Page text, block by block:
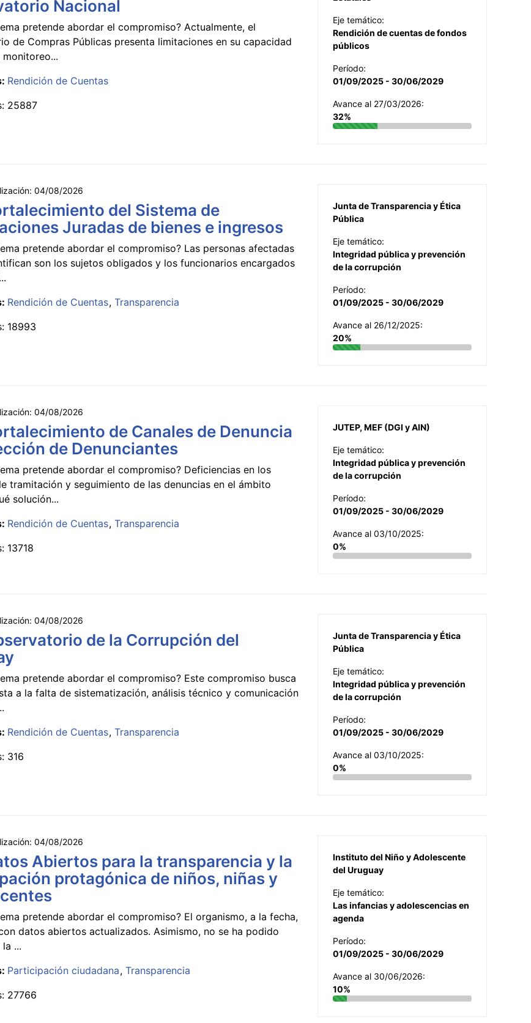
Nacional
pretende abordar el compromiso? Actualmente, el
de Compras Públicas presenta limitaciones en su capacidad
monitoreo...
Rendición de Cuentas
25887
Eje temático:
Rendición de cuentas de fondos
públicos
Período:
01/09/2025 - 30/06/2029
Avance al 27/03/2026:
32%
04/08/2026
del Sistema de
Juradas de bienes e ingresos
pretende abordar el compromiso? Las personas afectadas
son los sujetos obligados y los funcionarios encargados
Rendición de Cuentas Transparencia
18993
Junta de Transparencia y Ética
Pública
Eje temático:
Integridad pública y prevención
de la corrupción
Período:
01/09/2025 - 30/06/2029
Avance al 26/12/2025:
20%
04/08/2026
de Canales de Denuncia
de Denunciantes
pretende abordar el compromiso? Deficiencias en los
tramitación y seguimiento de las denuncias en el ámbito
solución...
Rendición de Cuentas Transparencia
13718
JUTEP, MEF (DGI y AIN)
Eje temático:
Integridad pública y prevención
de la corrupción
Período:
01/09/2025 - 30/06/2029
Avance al 03/10/2025:
0%
04/08/2026
de la Corrupción del
pretende abordar el compromiso? Este compromiso busca
a la falta de sistematización, análisis técnico y comunicación
Rendición de Cuentas Transparencia
316
Junta de Transparencia y Ética
Pública
Eje temático:
Integridad pública y prevención
de la corrupción
Período:
01/09/2025 - 30/06/2029
Avance al 03/10/2025:
0%
04/08/2026
Abiertos para la transparencia y la
protagónica de niños, niñas y
pretende abordar el compromiso? El organismo, a la fecha,
datos abiertos actualizados. Asimismo, no se ha podido
...
Participación ciudadana Transparencia
27766
Instituto del Niño y Adolescente
del Uruguay
Eje temático:
Las infancias y adolescencias en
agenda
Período:
01/09/2025 - 30/06/2029
Avance al 30/06/2026:
10%